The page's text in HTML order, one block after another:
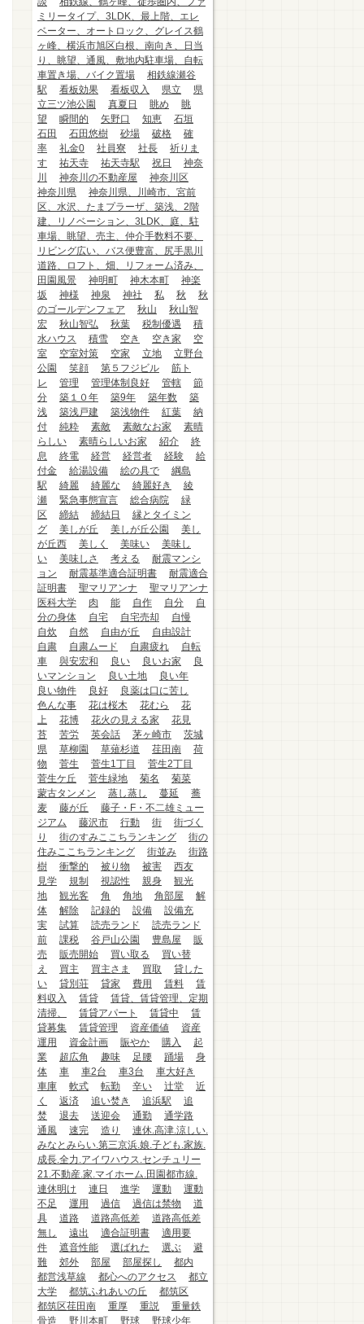
ミリータイプ、3LDK、最上階、エレ
ベーター、オートロック、グレイス鶴
ヶ峰、横浜市旭区白根、南向き、日当
り、眺望、通風、敷地内駐車場、自転
車置き場、バイク置場
相鉄線瀬谷
駅
看板効果 看板収入 県立
県
立三ツ池公園
真夏日 眺め
眺
望
瞬間的 矢野口 知恵
石垣
石田
石田悠樹 砂場 破格
確
率
礼金0 社員寮 社長
祈りま
す
祐天寺 祐天寺駅 祝日
神奈
川
神奈川の不動産屋
神奈川区
神奈川県
神奈川県、川崎市、宮前
区、水沢、たまプラーザ、築浅、2階
建、リノベーション、3LDK、庭、駐
車場、眺望、売主、仲介手数料不要、
リビング広い、バス便豊富、尻手黒川
道路、ロフト、畑、リフォーム済み、
田園風景
神明町 神木本町
神楽
坂
神様 神泉 神社 私 秋
秋
のゴールデンフェア
秋山
秋山智
宏
秋山智弘 秋葉 税制優遇
積
水ハウス
積雪 空き 空き家
空
室
空室対策 空家 立地
立野台
公園
笑顔 第５フジビル
筋ト
レ
管理 管理体制良好 管轄
節
分
築１０年 築9年 築年数
築
浅
築浅戸建 築浅物件 紅葉
納
付
純粋 素敵 素敵なお家
素晴
らしい
素晴らしいお家 紹介
終
息
終電 経営 経営者 経験
給
付金
給湯設備 絵の具で
綱島
駅
綺麗 綺麗な 綺麗好き
綾
瀬
緊急事態宣言 総合病院
緑
区
締結 締結日
縁とタイミン
グ
美しが丘 美しが丘公園
美し
が丘西
美しく 美味い
美味し
い
美味しさ 考える
耐震マンシ
ョン
耐震基準適合証明書
耐震適合
証明書
聖マリアンナ
聖マリアンナ
医科大学
肉 能 自作 自分
自
分の身体
自宅 自宅売却
自慢
自炊
自然 自由が丘
自由設計
自粛
自粛ムード 自粛疲れ
自転
車
與安宏和 良い 良いお家
良
いマンション
良い土地
良い年
良い物件
良好
良薬は口に苦し
色んな事
花は桜木 花むら
花
上
花博 花火の見える家
花見
苔
苦労 英会話 茅ヶ崎市
茨城
県
草柳園 草薙杉道 荏田南
荷
物
菅生 菅生1丁目
菅生2丁目
菅生ケ丘
菅生緑地 菊名
菊菜
蒙古タンメン
蒸し蒸し 蔓延
蕎
麦
藤が丘
藤子・F・不二雄ミュー
ジアム
藤沢市 行動 街
街づく
り
街のすみここちランキング
街の
住みここちランキング
街並み
街路
樹
衝撃的 被り物 被害
西友
見学
規制 視認性 親身
観光
地
観光客 角 角地 角部屋
解
体
解除 記録的 設備
設備充
実
試算 読売ランド
読売ランド
前
課税 谷戸山公園 豊島屋
販
売
販売開始 買い取る
買い替
え
買主 買主さま 買取
貸した
い
貸別荘 貸家 費用 賃料
賃
料収入
賃貸
賃貸、賃貸管理、定期
清掃、
賃貸アパート 賃貸中
賃
貸募集
賃貸管理 資産価値
資産
運用
資金計画 賑やか 購入
起
業
超広角 趣味 足腰 踊場
身
体
車 車2台 車3台
車大好き
車庫
軟式 転勤 辛い 辻堂
近
く
返済 追い焚き 追浜駅
追
焚
退去 送迎会 通勤
通学路
通風
速完 造り
連休.高津.涼しい.
みなとみらい.第三京浜.娘.子ども.家族.
成長.全力.アイワハウス.センチュリー
21.不動産.家.マイホーム.田園都市線.
連休明け
連日 進学 運動
運動
不足
運用 過信 過信は禁物
道
具
道路 道路高低差
道路高低差
無し
遠出 適合証明書
適用要
件
遮音性能 選ばれた 選ぶ
避
難
郊外 部屋 部屋探し
都内
都営浅草線
都心へのアクセス
都立
大学
都筑ふれあいの丘
都筑区
都筑区荏田南
重厚 重説
重量鉄
骨造
野川本町 野球
野球少年